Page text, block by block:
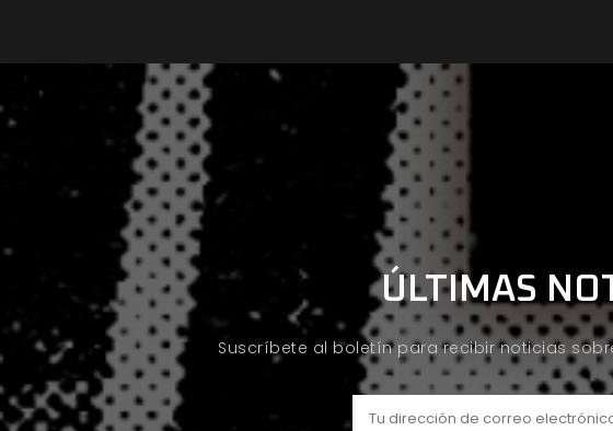
ÚLTIMAS
Suscríbete al boletín para recibir noticias